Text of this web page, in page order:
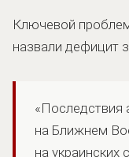
Ключевой
назвали дефицит
«Последствия
на Ближнем
на украинских